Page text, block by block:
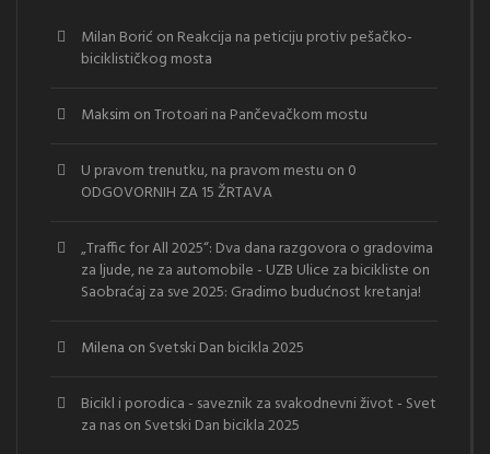
Milan Borić on Reakcija na peticiju protiv pešačko-
biciklističkog mosta
Maksim onTrotoari na Pančevačkom mostu
U pravom trenutku, na pravom mestu on 0
ODGOVORNIH ZA 15 ŽRTAVA
„Traffic for All 2025“: Dva dana razgovora o gradovima
za ljude, ne za automobile - UZB Ulice za bicikliste on
Saobraćaj za sve 2025: Gradimo budućnost kretanja!
Milena on Svetski Dan bicikla 2025
Bicikl i porodica - saveznik za svakodnevni život - Svet
za nason Svetski Dan bicikla 2025